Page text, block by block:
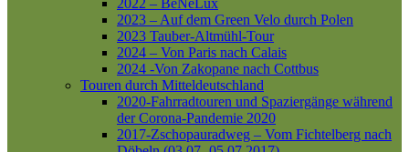
2022 – BeNeLux
2023 – Auf dem Green Velo durch Polen
2023 Tauber-Altmühl-Tour
2024 – Von Paris nach Calais
2024 -Von Zakopane nach Cottbus
Touren durch Mitteldeutschland
2020-Fahrradtouren und Spaziergänge während
der Corona-Pandemie 2020
2017-Zschopauradweg – Vom Fichtelberg nach